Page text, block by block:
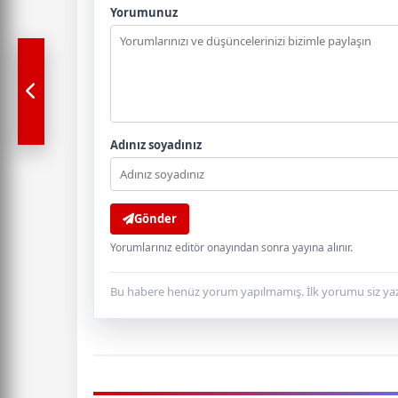
Yorumunuz
Adınız soyadınız
Gönder
Yorumlarınız editör onayından sonra yayına alınır.
Bu habere henüz yorum yapılmamış. İlk yorumu siz